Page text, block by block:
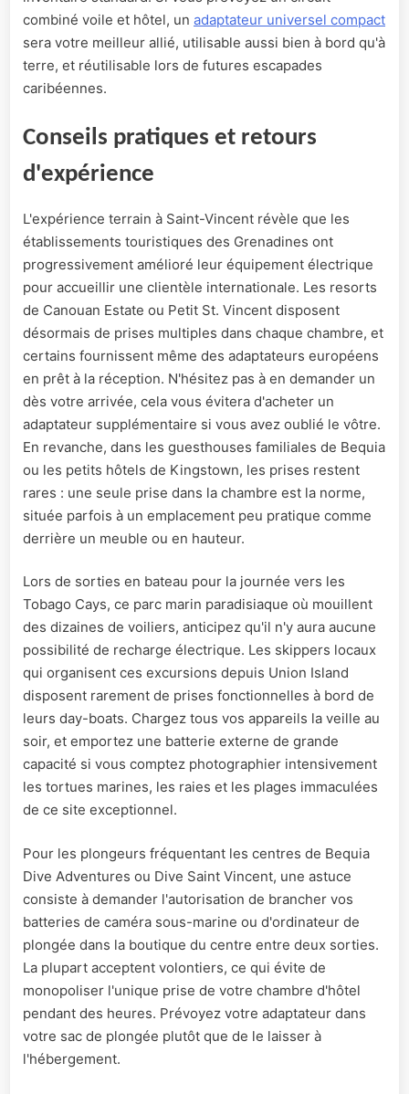
combiné voile et hôtel, un adaptateur universel compact
sera votre meilleur allié, utilisable aussi bien à bord qu'à
terre, et réutilisable lors de futures escapades
caribéennes.
Conseils pratiques et retours
d'expérience
L'expérience terrain à Saint-Vincent révèle que les
établissements touristiques des Grenadines ont
progressivement amélioré leur équipement électrique
pour accueillir une clientèle internationale. Les resorts
de Canouan Estate ou Petit St. Vincent disposent
désormais de prises multiples dans chaque chambre, et
certains fournissent même des adaptateurs européens
en prêt à la réception. N'hésitez pas à en demander un
dès votre arrivée, cela vous évitera d'acheter un
adaptateur supplémentaire si vous avez oublié le vôtre.
En revanche, dans les guesthouses familiales de Bequia
ou les petits hôtels de Kingstown, les prises restent
rares : une seule prise dans la chambre est la norme,
située parfois à un emplacement peu pratique comme
derrière un meuble ou en hauteur.
Lors de sorties en bateau pour la journée vers les
Tobago Cays, ce parc marin paradisiaque où mouillent
des dizaines de voiliers, anticipez qu'il n'y aura aucune
possibilité de recharge électrique. Les skippers locaux
qui organisent ces excursions depuis Union Island
disposent rarement de prises fonctionnelles à bord de
leurs day-boats. Chargez tous vos appareils la veille au
soir, et emportez une batterie externe de grande
capacité si vous comptez photographier intensivement
les tortues marines, les raies et les plages immaculées
de ce site exceptionnel.
Pour les plongeurs fréquentant les centres de Bequia
Dive Adventures ou Dive Saint Vincent, une astuce
consiste à demander l'autorisation de brancher vos
batteries de caméra sous-marine ou d'ordinateur de
plongée dans la boutique du centre entre deux sorties.
La plupart acceptent volontiers, ce qui évite de
monopoliser l'unique prise de votre chambre d'hôtel
pendant des heures. Prévoyez votre adaptateur dans
votre sac de plongée plutôt que de le laisser à
l'hébergement.